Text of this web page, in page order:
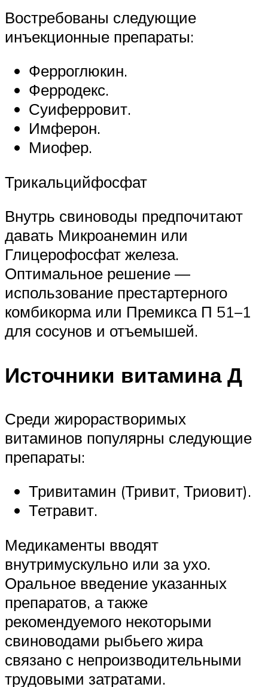
Востребованы следующие
инъекционные препараты:
Ферроглюкин.
Ферродекс.
Суиферровит.
Имферон.
Миофер.
Трикальцийфосфат
Внутрь свиноводы предпочитают
давать Микроанемин или
Глицерофосфат железа.
Оптимальное решение —
использование престартерного
комбикорма или Премикса П 51–1
для сосунов и отъемышей.
Источники витамина Д
Среди жирорастворимых
витаминов популярны следующие
препараты:
Тривитамин (Тривит, Триовит).
Тетравит.
Медикаменты вводят
внутримускульно или за ухо.
Оральное введение указанных
препаратов, а также
рекомендуемого некоторыми
свиноводами рыбьего жира
связано с непроизводительными
трудовыми затратами.